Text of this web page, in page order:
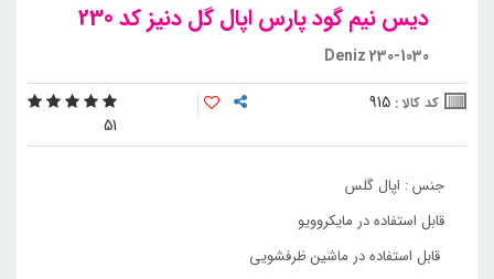
دیس نیم گود پارس اپال گل دنیز کد 230
Deniz 230-1030
کد کالا : 915
51
جنس : اپال گلس
قابل استفاده در مایکروویو
قابل استفاده در ماشین ظرفشویی